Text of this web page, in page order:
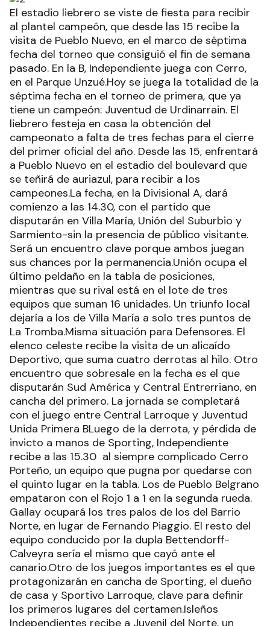
El estadio liebrero se viste de fiesta para recibir
al plantel campeón, que desde las 15 recibe la
visita de Pueblo Nuevo, en el marco de séptima
fecha del torneo que consiguió el fin de semana
pasado. En la B, Independiente juega con Cerro,
en el Parque Unzué.Hoy se juega la totalidad de la
séptima fecha en el torneo de primera, que ya
tiene un campeón: Juventud de Urdinarrain. El
liebrero festeja en casa la obtención del
campeonato a falta de tres fechas para el cierre
del primer oficial del año. Desde las 15, enfrentará
a Pueblo Nuevo en el estadio del boulevard que
se teñirá de auriazul, para recibir a los
campeones.La fecha, en la Divisional A, dará
comienzo a las 14.30, con el partido que
disputarán en Villa María, Unión del Suburbio y
Sarmiento-sin la presencia de público visitante.
Será un encuentro clave porque ambos juegan
sus chances por la permanencia.Unión ocupa el
último peldaño en la tabla de posiciones,
mientras que su rival está en el lote de tres
equipos que suman 16 unidades. Un triunfo local
dejaría a los de Villa María a solo tres puntos de
La Tromba.Misma situación para Defensores. El
elenco celeste recibe la visita de un alicaído
Deportivo, que suma cuatro derrotas al hilo. Otro
encuentro que sobresale en la fecha es el que
disputarán Sud América y Central Entrerriano, en
cancha del primero. La jornada se completará
con el juego entre Central Larroque y Juventud
Unida Primera BLuego de la derrota, y pérdida de
invicto a manos de Sporting, Independiente
recibe a las 15.30 al siempre complicado Cerro
Porteño, un equipo que pugna por quedarse con
el quinto lugar en la tabla. Los de Pueblo Belgrano
empataron con el Rojo 1 a 1 en la segunda rueda.
Gallay ocupará los tres palos de los del Barrio
Norte, en lugar de Fernando Piaggio. El resto del
equipo conducido por la dupla Bettendorff-
Calveyra sería el mismo que cayó ante el
canario.Otro de los juegos importantes es el que
protagonizarán en cancha de Sporting, el dueño
de casa y Sportivo Larroque, clave para definir
los primeros lugares del certamen.Isleños
Independientes recibe a Juvenil del Norte, un